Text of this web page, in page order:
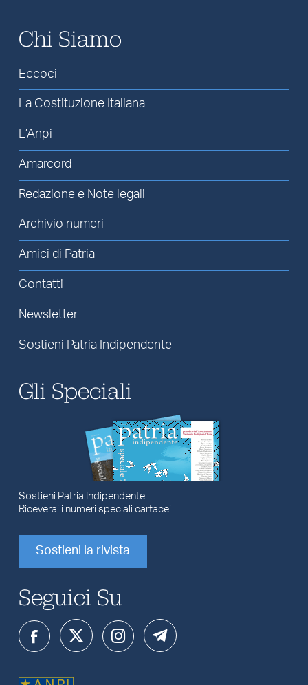
Chi Siamo
Eccoci
La Costituzione Italiana
L’Anpi
Amarcord
Redazione e Note legali
Archivio numeri
Amici di Patria
Contatti
Newsletter
Sostieni Patria Indipendente
Gli Speciali
Sostieni Patria Indipendente.
Riceverai i numeri speciali cartacei.
Sostieni la rivista
Seguici Su